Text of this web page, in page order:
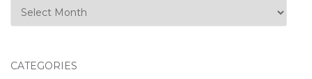
Our Experiences
CATEGORIES